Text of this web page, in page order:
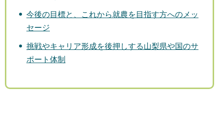
今後の目標と、これから就農を目指す方へのメッ
セージ
挑戦やキャリア形成を後押しする山梨県や国のサ
ポート体制